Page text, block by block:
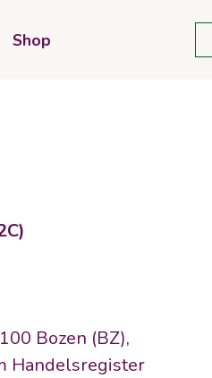
Shop
Bozen (BZ),
Handelsregister